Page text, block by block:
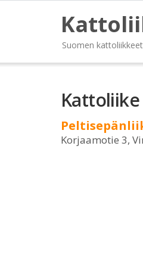
Suomen
Korjaamotie 3,